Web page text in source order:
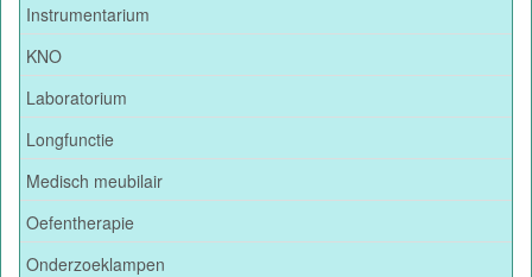
Instrumentarium
KNO
Laboratorium
Longfunctie
Medisch meubilair
Oefentherapie
Onderzoeklampen